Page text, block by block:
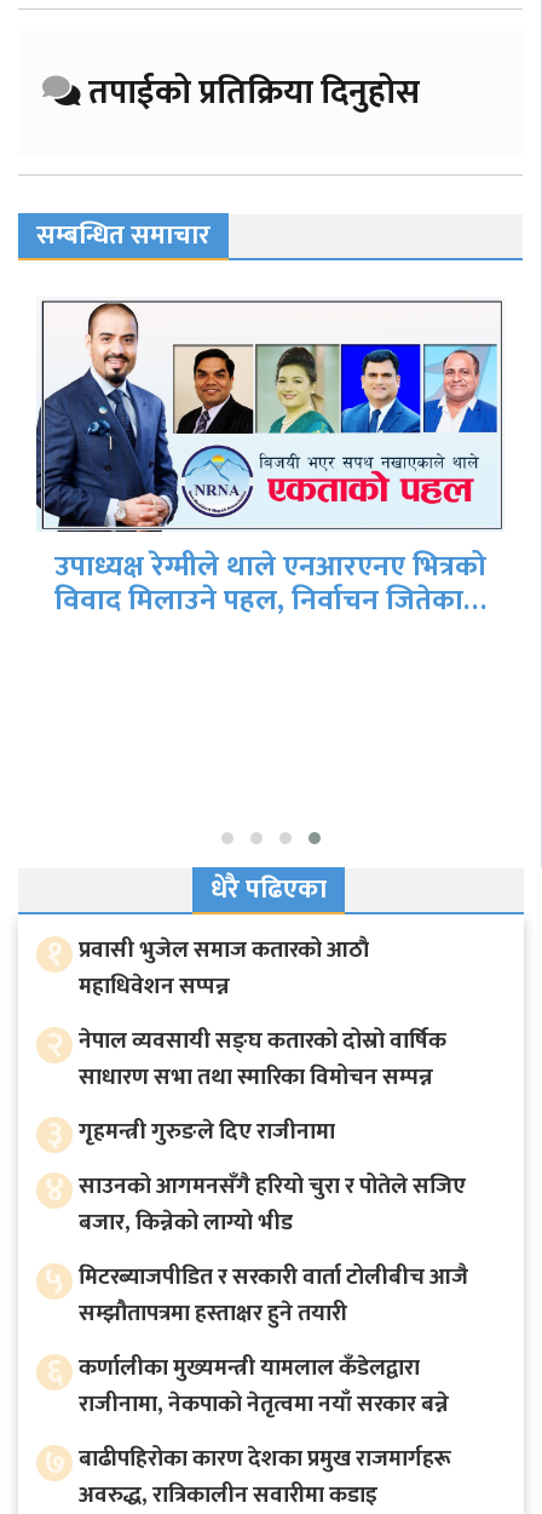
तपाईको प्रतिक्रिया दिनुहोस
सम्बन्धित समाचार
उपाध्यक्ष रेग्मीले थाले एनआरएनए भित्रको
विवाद मिलाउने पहल, निर्वाचन जितेका…
धेरै पढिएका
१ प्रवासी भुजेल समाज कतारको आठाै
महाधिवेशन सप्पन्न
२ नेपाल व्यवसायी सङ्घ कतारको दोस्रो वार्षिक
साधारण सभा तथा स्मारिका विमोचन सम्पन्न
३ गृहमन्त्री गुरुङले दिए राजीनामा
४ साउनको आगमनसँगै हरियो चुरा र पोतेले सजिए
बजार, किन्नेको लाग्यो भीड
५ मिटरब्याजपीडित र सरकारी वार्ता टोलीबीच आजै
सम्झौतापत्रमा हस्ताक्षर हुने तयारी
६ कर्णालीका मुख्यमन्त्री यामलाल कँडेलद्वारा
राजीनामा, नेकपाको नेतृत्वमा नयाँ सरकार बन्ने
७ बाढीपहिरोका कारण देशका प्रमुख राजमार्गहरू
अवरुद्ध, रात्रिकालीन सवारीमा कडाइ